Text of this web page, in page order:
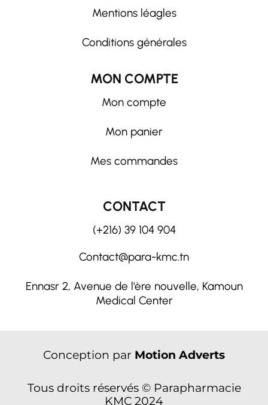
Mentions léagles
Conditions générales
MON COMPTE
Mon compte
Mon panier
Mes commandes
CONTACT
(+216) 39 104 904
Contact@para-kmc.tn
Ennasr 2, Avenue de l'ère nouvelle, Kamoun
Medical Center
Conception par Motion Adverts
Tous droits réservés © Parapharmacie
KMC 2024